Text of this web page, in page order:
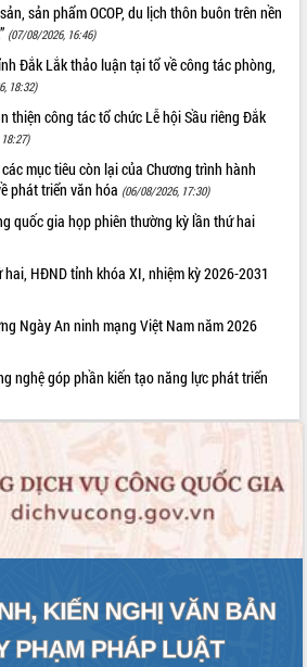
dân
dung
với
chế
cầu
gặp
Chí
liệt sĩ
trong
quy
Môi
gói
các
xúc
thích
khẩu
Nam đột
sản phẩm OCOP, du lịch thôn buôn trên nền
(07/08/2026, 16:46)
Đắk Lắk thảo luận tại tổ về công tác phòng,
18:32)
thiện công tác tổ chức Lễ hội Sầu riêng Đắk
mục tiêu còn lại của Chương trình hành
phát triển văn hóa (06/08/2026, 17:30)
quốc gia họp phiên thường kỳ lần thứ hai
HĐND tỉnh khóa XI, nhiệm kỳ 2026-2031
Ngày An ninh mạng Việt Nam năm 2026
nghệ góp phần kiến tạo năng lực phát triển